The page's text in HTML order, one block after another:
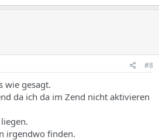
#8
wie gesagt.
da ich da im Zend nicht aktivieren
irgendwo finden.